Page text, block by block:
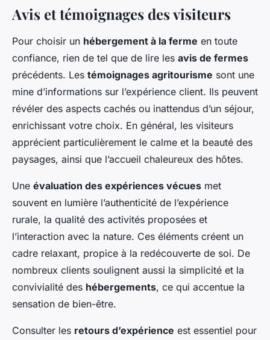
Avis et témoignages des visiteurs
Pour choisir un hébergement à la ferme en toute
confiance, rien de tel que de lire les avis de fermes
précédents. Les témoignages agritourisme sont une
mine d’informations sur l’expérience client. Ils peuvent
révéler des aspects cachés ou inattendus d’un séjour,
enrichissant votre choix. En général, les visiteurs
apprécient particulièrement le calme et la beauté des
paysages, ainsi que l’accueil chaleureux des hôtes.
Une évaluation des expériences vécues met
souvent en lumière l’authenticité de l’expérience
rurale, la qualité des activités proposées et
l’interaction avec la nature. Ces éléments créent un
cadre relaxant, propice à la redécouverte de soi. De
nombreux clients soulignent aussi la simplicité et la
convivialité des hébergements, ce qui accentue la
sensation de bien-être.
Consulter les retours d’expérience est essentiel pour